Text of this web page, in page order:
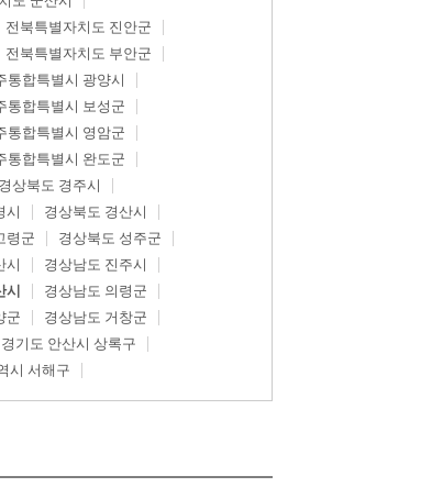
전북특별자치도 진안군
전북특별자치도 부안군
통합특별시 광양시
통합특별시 보성군
통합특별시 영암군
통합특별시 완도군
경상북도 경주시
시
경상북도 경산시
령군
경상북도 성주군
시
경상남도 진주시
경상남도 의령군
군
경상남도 거창군
경기도 안산시 상록구
시 서해구